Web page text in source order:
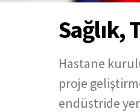
Sağlık,
Hastane
proje
endüstride